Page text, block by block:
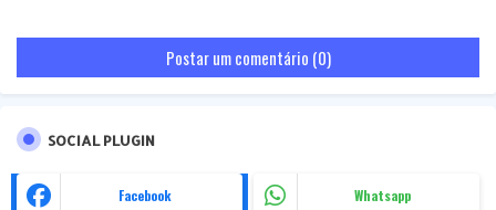
Postar um comentário (0)
SOCIAL PLUGIN
Facebook Whatsapp